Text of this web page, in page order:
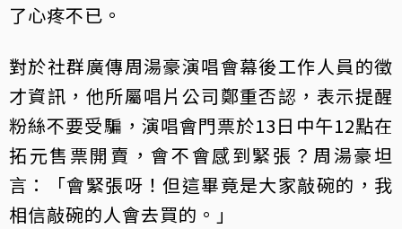
了心疼不已。
對於社群廣傳周湯豪演唱會幕後工作人員的徵
才資訊，他所屬唱片公司鄭重否認，表示提醒
粉絲不要受騙，演唱會門票於13日中午12點在
拓元售票開賣，會不會感到緊張？周湯豪坦
言：「會緊張呀！但這畢竟是大家敲碗的，我
相信敲碗的人會去買的。」